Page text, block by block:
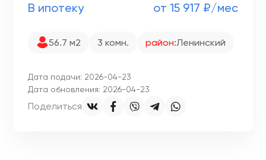
В ипотеку от 15 917 ₽/мес
56.7 м2 3 комн. район:Ленинский
Дата подачи: 2026-04-23
Дата обновления: 2026-04-23
Поделиться